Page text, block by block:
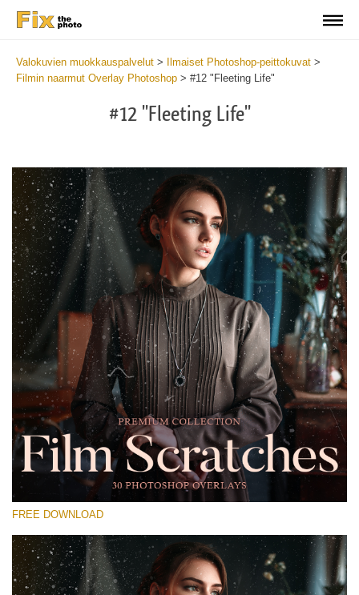
Valokuvien muokkauspalvelut > Ilmaiset Photoshop-peittokuvat >
Filmin naarmut Overlay Photoshop > #12 "Fleeting Life"
#12 "Fleeting Life"
Please select
Free Photoshop Overlay #12
Small 800*533px
Film Scratches
(30 Overlays)
Sky Boundless
(347 Overlays)
FREE DOWNLOAD